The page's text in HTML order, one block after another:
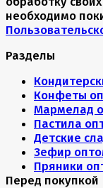
необходимо
Разделы
Конфеты
Мармелад
Пастила
Детские
Зефир
Пряники
Перед покупкой